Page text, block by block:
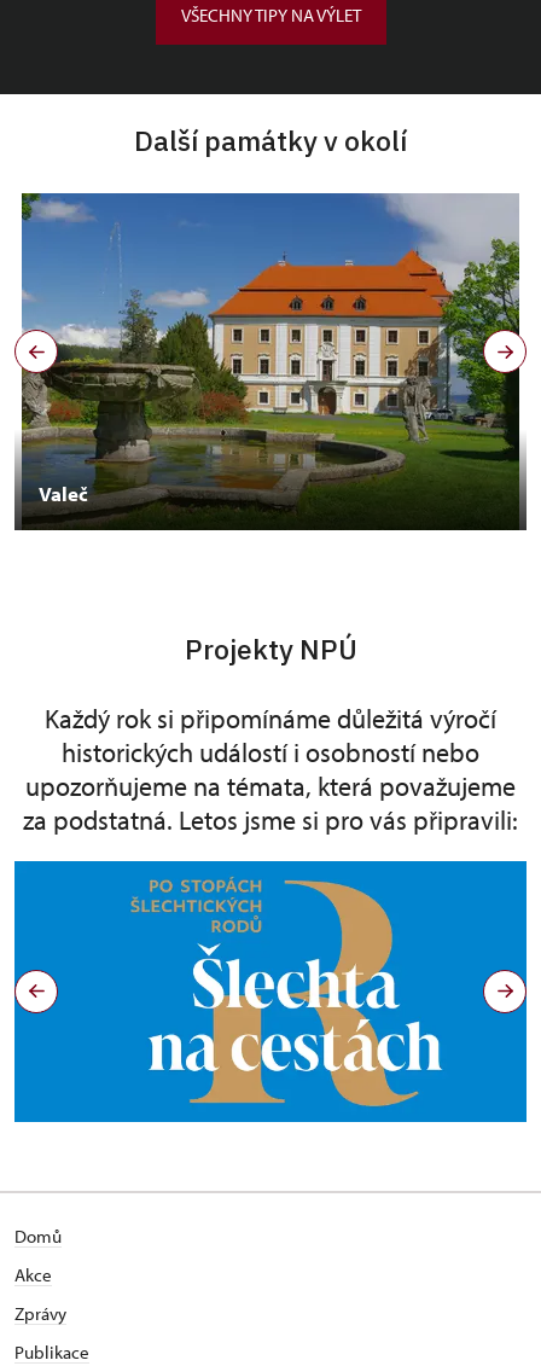
VŠECHNY TIPY NA VÝLET
Další památky v okolí
Valeč
Projekty NPÚ
Každý rok si připomínáme důležitá výročí
historických událostí i osobností nebo
upozorňujeme na témata, která považujeme
za podstatná. Letos jsme si pro vás připravili:
Domů
Akce
Zprávy
Publikace